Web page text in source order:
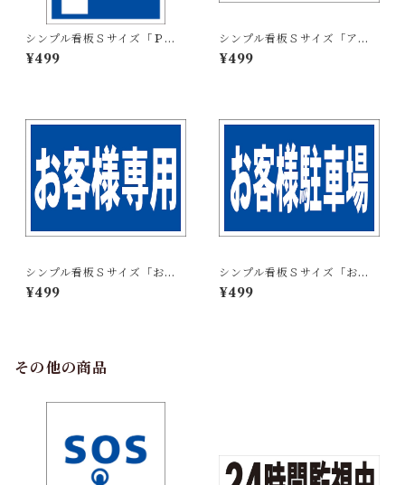
シンプル看板Ｓサイズ「Ｐ
（直進）」【駐車場】屋外可
¥499
シンプル看板Ｓサイズ「アイ
ドリング禁止！」【駐車場】
屋外可
¥499
シンプル看板Ｓサイズ「お客
様専用」【駐車場】屋外可
¥499
シンプル看板Ｓサイズ「お客
様駐車場」【駐車場】屋外可
¥499
その他の商品